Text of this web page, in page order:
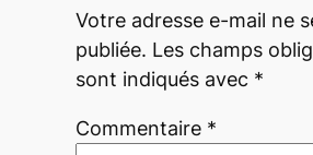
Votre adresse e-mail ne
publiée. Les champs
sont indiqués avec *
Commentaire *